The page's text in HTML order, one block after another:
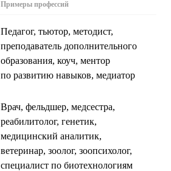
Примеры профессий
Педагог, тьютор, методист,
преподаватель дополнительного
образования, коуч, ментор
по развитию навыков, медиатор
Врач, фельдшер, медсестра,
реабилитолог, генетик,
медицинский аналитик,
ветеринар, зоолог, зоопсихолог,
специалист по биотехнологиям